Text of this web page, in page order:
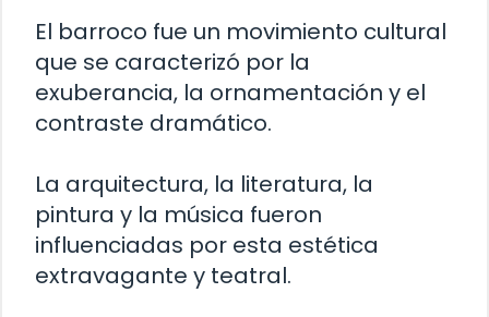
El barroco fue un movimiento cultural
que se caracterizó por la
exuberancia, la ornamentación y el
contraste dramático.
La arquitectura, la literatura, la
pintura y la música fueron
influenciadas por esta estética
extravagante y teatral.